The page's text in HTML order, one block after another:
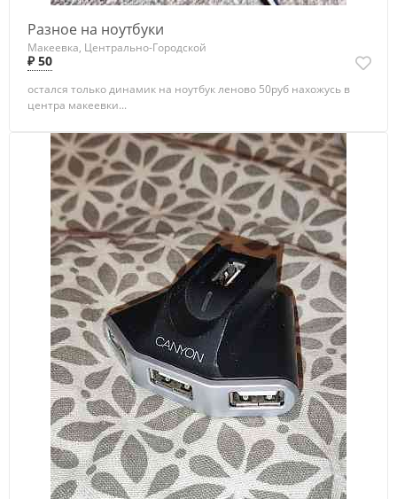
Разное на ноутбуки
Макеевка, Центрально-Городской
₽ 50
остался только динамик на ноутбук леново 50руб нахожусь в
центра макеевки...